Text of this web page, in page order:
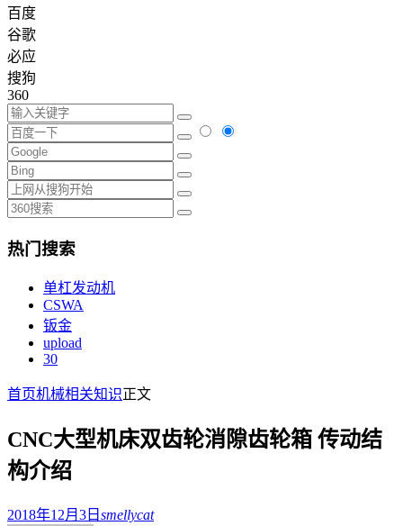
百度
谷歌
必应
搜狗
360
热门搜索
单杠发动机
CSWA
钣金
upload
30
首页机械相关知识正文
CNC大型机床双齿轮消隙齿轮箱 传动结
构介绍
2018年12月3日 smellycat